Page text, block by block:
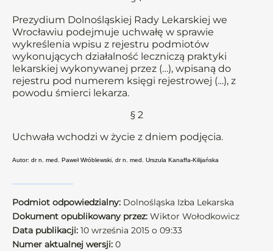
Prezydium Dolnośląskiej Rady Lekarskiej we
Wrocławiu podejmuje uchwałę w sprawie
wykreślenia wpisu z rejestru podmiotów
wykonujących działalność leczniczą praktyki
lekarskiej wykonywanej przez (…), wpisaną do
rejestru pod numerem księgi rejestrowej (…), z
powodu śmierci lekarza.
§ 2
Uchwała wchodzi w życie z dniem podjęcia.
Autor: dr n. med. Paweł Wróblewski, dr n. med. Urszula Kanaffa-Kilijańska
Podmiot odpowiedzialny: Dolnośląska Izba Lekarska
Dokument opublikowany przez: Wiktor Wołodkowicz
Data publikacji: 10 września 2015 o 09:33
Numer aktualnej wersji: 0